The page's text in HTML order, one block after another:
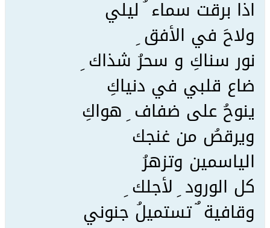
اذا برقت سماء ُ ليلي
ولاحَ في الأفق ِ
نور سناكِ و سحرُ شذاك ِ
ضاع قلبي في دنياكِ
ينوحُ على ضفاف ِ هواكِ
ويرقصُ من غنجك
الياسمين وتزهرُ
كل الورود ِ لأجلك ِ
وقافية ٌ تستميلُ جنوني